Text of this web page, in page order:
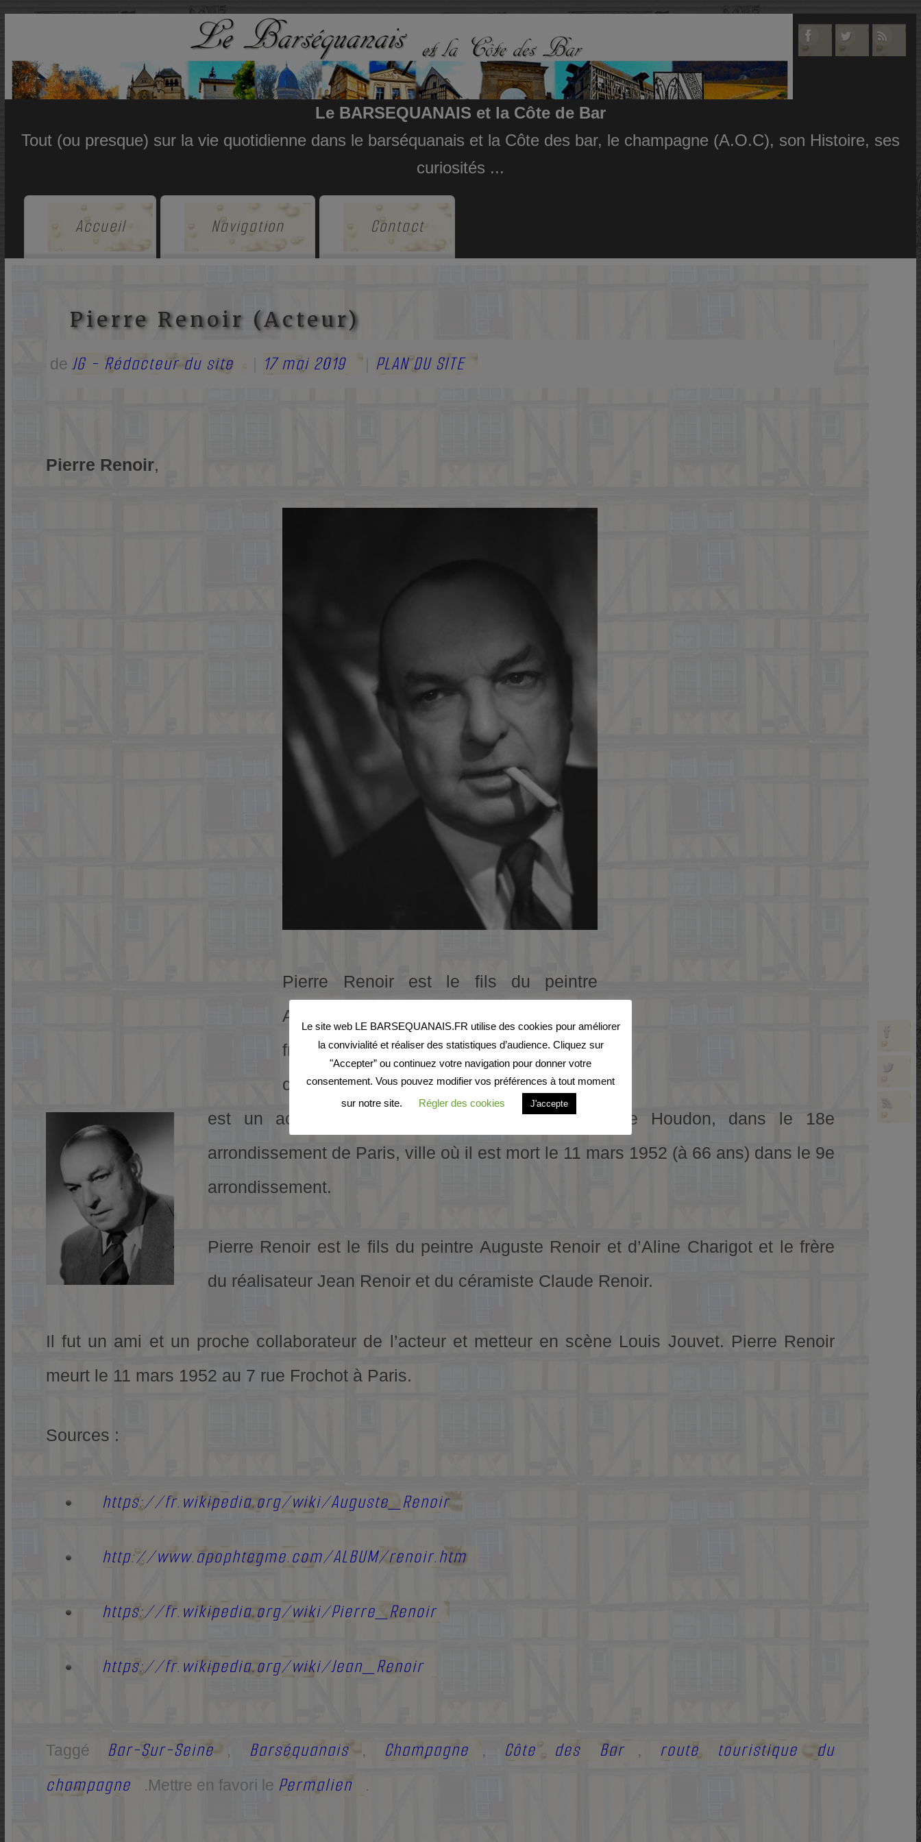
Le BARSEQUANAIS et la Côte de Bar
Tout (ou presque) sur la vie quotidienne dans le barséquanais et la Côte des bar, le champagne (A.O.C), son Histoire, ses
curiosités ...
Accueil Navigation Contact
Pierre Renoir (Acteur)
de JG - Rédacteur du site 17 mai 2019 PLAN DU SITE
Pierre Renoir,
Pierre Renoir est le fils du peintre
Auguste Renoir et d’Aline Charigot et le
frère du réalisateur Jean Renoir et du
céramiste Claude Renoir
est un acteur français, né le 21 mars 1885, rue Houdon, dans le 18e
arrondissement de Paris, ville où il est mort le 11 mars 1952 (à 66 ans) dans le 9e
arrondissement.
Pierre Renoir est le fils du peintre Auguste Renoir et d’Aline Charigot et le frère
du réalisateur Jean Renoir et du céramiste Claude Renoir.
Il fut un ami et un proche collaborateur de l’acteur et metteur en scène Louis Jouvet. Pierre Renoir
meurt le 11 mars 1952 au 7 rue Frochot à Paris.
Sources :
https://fr.wikipedia.org/wiki/Auguste_Renoir
http://www.apophtegme.com/ALBUM/renoir.htm
https://fr.wikipedia.org/wiki/Pierre_Renoir
https://fr.wikipedia.org/wiki/Jean_Renoir
Taggé Bar-Sur-Seine , Barséquanais , Champagne , Côte des Bar , route touristique du
champagne
.Mettre en favori le Permalien .
Le site web LE BARSEQUANAIS.FR utilise des cookies pour améliorer
la convivialité et réaliser des statistiques d’audience. Cliquez sur
"Accepter” ou continuez votre navigation pour donner votre
consentement. Vous pouvez modifier vos préférences à tout moment
sur notre site.
Régler des cookies J'accepte